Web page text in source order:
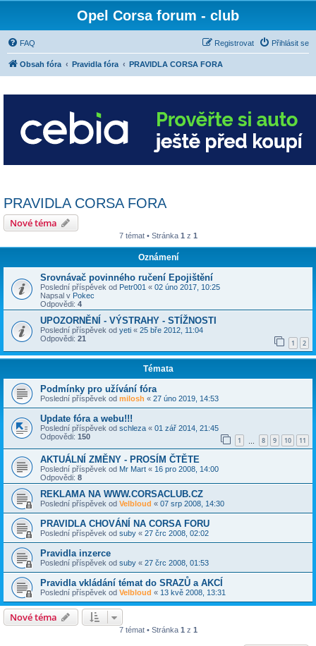
Opel Corsa forum - club
FAQ Přihlásit se
Registrovat
Obsah fóra Pravidla fóra PRAVIDLA CORSA FORA
PRAVIDLA CORSA FORA
Nové téma
7 témat • Stránka 1 z 1
Oznámení
Srovnávač povinného ručení Epojištění
Poslední příspěvek od Petr001 « 02 úno 2017, 10:25
Napsal v Pokec
Odpovědi: 4
UPOZORNĚNÍ - VÝSTRAHY - STÍŽNOSTI
Poslední příspěvek od yeti « 25 bře 2012, 11:04
Odpovědi: 21 1 2
Témata
Podmínky pro užívání fóra
Poslední příspěvek od milosh « 27 úno 2019, 14:53
Update fóra a webu!!!
Poslední příspěvek od schleza « 01 zář 2014, 21:45
Odpovědi: 150 1 8 9 10 11
AKTUÁLNÍ ZMĚNY - PROSÍM ČTĚTE
Poslední příspěvek od Mr Mart « 16 pro 2008, 14:00
Odpovědi: 8
REKLAMA NA WWW.CORSACLUB.CZ
Poslední příspěvek od Velbloud « 07 srp 2008, 14:30
PRAVIDLA CHOVÁNÍ NA CORSA FORU
Poslední příspěvek od suby « 27 črc 2008, 02:02
Pravidla inzerce
Poslední příspěvek od suby « 27 črc 2008, 01:53
Pravidla vkládání témat do SRAZŮ a AKCÍ
Poslední příspěvek od Velbloud « 13 kvě 2008, 13:31
Nové téma
7 témat • Stránka 1 z 1